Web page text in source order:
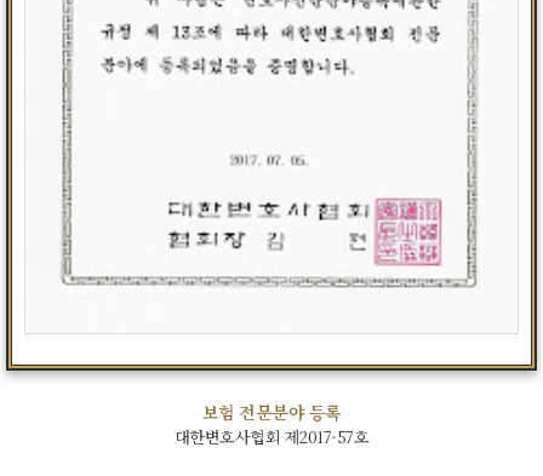
보험 전문분야 등록
대한변호사협회 제2017-57호